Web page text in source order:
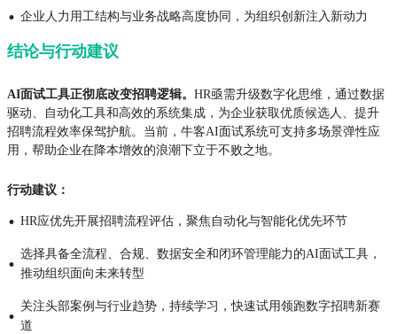
· 企业人力用工结构与业务战略高度协同，为组织创新注入新动力
结论与行动建议
AI面试工具正彻底改变招聘逻辑。 HR亟需升级数字化思维，通过数据
驱动、自动化工具和高效的系统集成，为企业获取优质候选人、提升
招聘流程效率保驾护航。当前，牛客AI面试系统可支持多场景弹性应
用，帮助企业在降本增效的浪潮下立于不败之地。
行动建议：
· HR应优先开展招聘流程评估，聚焦自动化与智能化优先环节
· 选择具备全流程、合规、数据安全和闭环管理能力的AI面试工具，
推动组织面向未来转型
· 关注头部案例与行业趋势，持续学习，快速试用领跑数字招聘新赛
道